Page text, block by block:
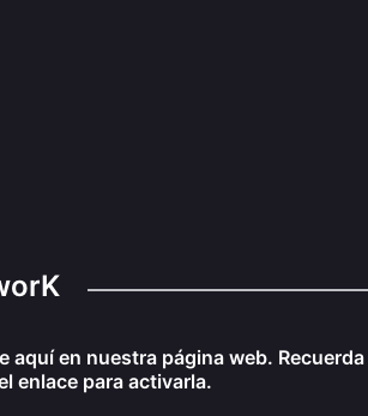
en nuestra página web.
enlace para activarla.